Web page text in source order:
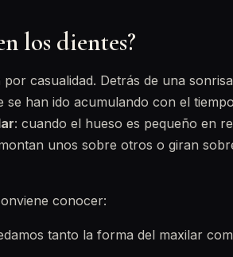
los dientes?
por casualidad. Detrás de una
han ido acumulando con el
: cuando el hueso es pequeño en
unos sobre otros o giran
conocer:
tanto la forma del maxilar